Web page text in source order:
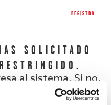
REGISTRO
SOLICITADO
al sistema. Si no,